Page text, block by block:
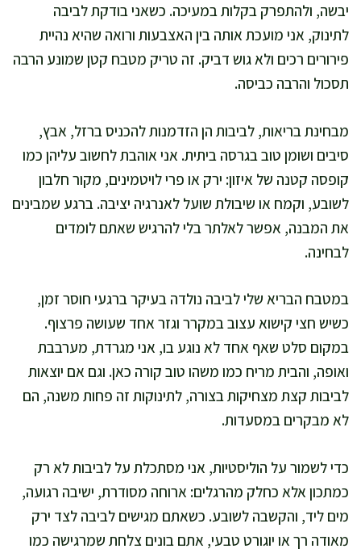
יבשה, ולהתפרק בקלות במעיכה. כשאני בודקת לביבה
לתינוק, אני מועכת אותה בין האצבעות ורואה שהיא נהיית
פירורים רכים ולא גוש דביק. זה טריק מטבח קטן שמונע הרבה
תסכול והרבה כביסה.
מבחינת בריאות, לביבות הן הזדמנות להכניס ברזל, אבץ,
סיבים ושומן טוב בגרסה ביתית. אני אוהבת לחשוב עליהן כמו
קופסה קטנה של איזון: ירק או פרי לויטמינים, מקור חלבון
לשובע, וקמח או שיבולת שועל לאנרגיה יציבה. ברגע שמבינים
את המבנה, אפשר לאלתר בלי להרגיש שאתם לומדים
לבחינה.
במטבח הבריא שלי לביבה נולדה בעיקר ברגעי חוסר זמן,
כשיש חצי קישוא עצוב במקרר וגזר אחד שעושה פרצוף.
במקום סלט שאף אחד לא נוגע בו, אני מגרדת, מערבבת
ואופה, והבית מריח כמו משהו טוב קורה כאן. וגם אם יוצאות
לביבות קצת מצחיקות בצורה, לתינוקות זה פחות משנה, הם
לא מבקרים במסעדות.
כדי לשמור על הוליסטיות, אני מסתכלת על לביבות לא רק
כמתכון אלא כחלק מהרגלים: ארוחה מסודרת, ישיבה רגועה,
מים ליד, והקשבה לשובע. כשאתם מגישים לביבה לצד ירק
מאודה רך או יוגורט טבעי, אתם בונים צלחת שמרגישה כמו